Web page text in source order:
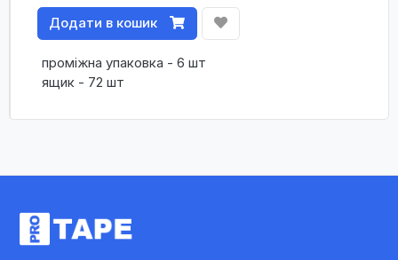
Додати в кошик
проміжна упаковка - 6 шт
ящик - 72 шт